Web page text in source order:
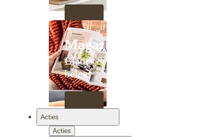
Magazines
Blader &
beleef
Acties
Acties